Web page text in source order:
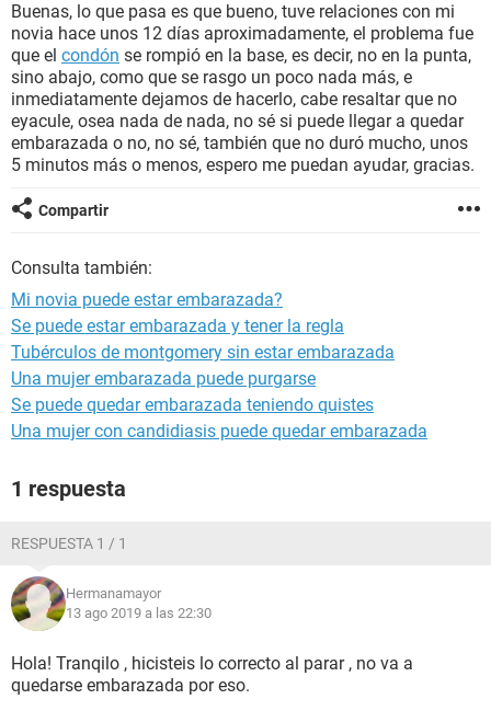
BIENESTAR
SEXUALIDAD
GLOSARIO
Buenas, lo que pasa es que bueno, tuve relaciones con mi
novia hace unos 12 días aproximadamente, el problema fue
que el condón se rompió en la base, es decir, no en la punta,
sino abajo, como que se rasgo un poco nada más, e
inmediatamente dejamos de hacerlo, cabe resaltar que no
eyacule, osea nada de nada, no sé si puede llegar a quedar
embarazada o no, no sé, también que no duró mucho, unos
5 minutos más o menos, espero me puedan ayudar, gracias.
Compartir
Consulta también:
Mi novia puede estar embarazada?
Se puede estar embarazada y tener la regla
Tubérculos de montgomery sin estar embarazada
Una mujer embarazada puede purgarse
Se puede quedar embarazada teniendo quistes
Una mujer con candidiasis puede quedar embarazada
1 respuesta
RESPUESTA 1 / 1
Hermanamayor
13 ago 2019 a las 22:30
Hola! Tranqilo , hicisteis lo correcto al parar , no va a
quedarse embarazada por eso.